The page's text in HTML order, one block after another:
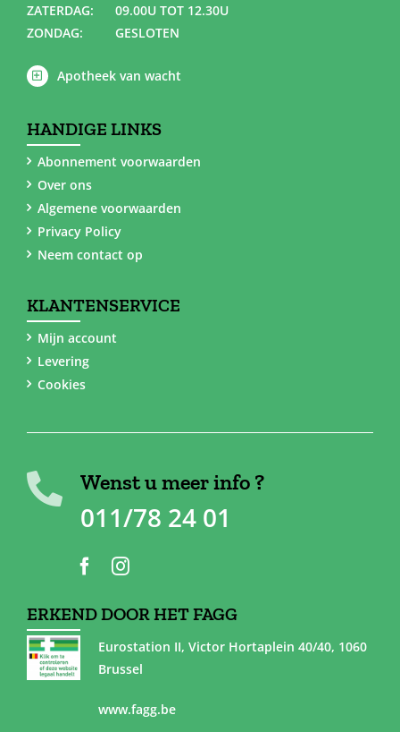
ZATERDAG:
09.00U TOT 12.30U
ZONDAG:
GESLOTEN
Apotheek van wacht
HANDIGE LINKS
Abonnement voorwaarden
Over ons
Algemene voorwaarden
Privacy Policy
Neem contact op
KLANTENSERVICE
Mijn account
Levering
Cookies
Wenst u meer info ?
011/78 24 01
ERKEND DOOR HET FAGG
Eurostation II, Victor Hortaplein 40/40, 1060
Brussel
www.fagg.be